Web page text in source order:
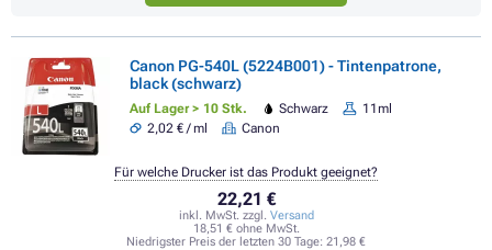
Canon PG-540L (5224B001) - Tintenpatrone,
black (schwarz)
Auf Lager > 10 Stk. Schwarz
11ml
2,02 € / ml
Canon
22,21 €
inkl. MwSt. zzgl. Versand
18,51 € ohne MwSt.
Niedrigster Preis der letzten 30 Tage: 21,98 €
Für welche Drucker ist das Produkt geeignet?